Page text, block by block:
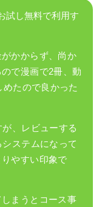
試し無料で利用す
かからず、尚か
で漫画で2冊、動
たので良かった
、レビューする
ステムになって
やすい印象で
まうとコース事